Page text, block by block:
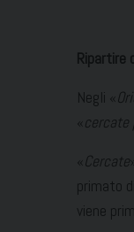
Ripartire
Negli «
cercate
Cercate
primato
viene